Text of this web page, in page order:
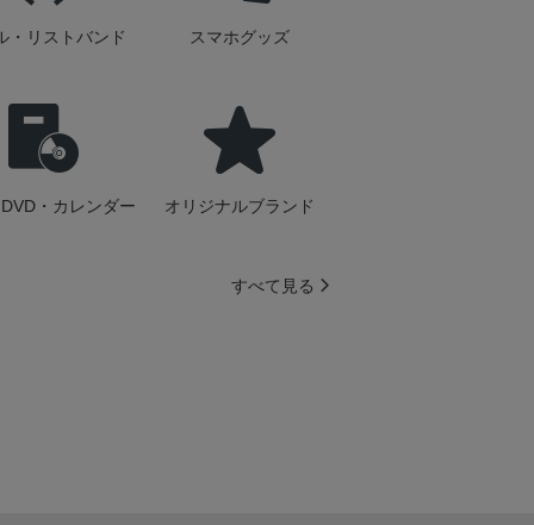
・リストバンド スマホグッズ
・カレンダー オリジナルブランド
すべて見る